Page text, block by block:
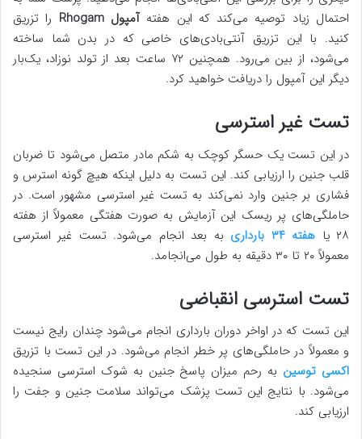
احتمال‌ زیاد توصیه می‌کند که این هفتهآمپولRhogam را تزریق
کنید. با این تزریق آنتی‌بادی‌های خاصی که در بدن شما ساخته
می‌شود، از بین می‌رود. همچنین ۷۲ ساعت بعد از تولد نوزاد، یک‌بار
دیگر این آمپول را دریافت خواهید کرد.
تست غیر استرسی
در این تست یک حسگر کوچک به شکم مادر متصل می‌شود تا ضربان
قلب جنین را ارزیابی کند. این تست به دلیل اینکه هیچ گونه استرس و
فشاری بر جنین وارد نمی‌کند به تست غیر استرسی مشهور است. در
حاملگی‌های پر ریسک این آزمایش به صورت هفتگی معمولاً از هفته
۲۸ یا
هفته ۳۴ بارداری
به بعد انجام می‌شود. تست غیر استرسی
معمولاً ۲۰ تا ۳۰ دقیقه به طول می‌انجامد.
تست استرسی انقباضی
این تست که در اواخر دوران بارداری انجام می‌شود چندان رایج نیست
و معمولاً در حاملگی‌های پر خطر انجام می‌شود. در این تست با تزریق
اکسی توسین به رحم میزان پاسخ جنین به شوک استرسی سنجیده
می‌شود. با نتایج این تست پزشک می‌تواند سلامت جنین و جفت را
ارزیابی کند.